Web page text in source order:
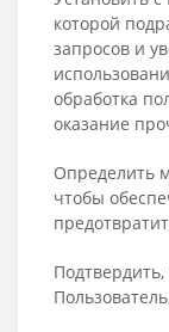
которой
запросов и
обработка
оказание
Определить
чтобы